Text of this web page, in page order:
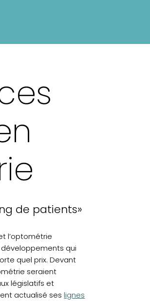
de patients»
l’optométrie
qui
quel prix. Devant
seraient
législatifs et
actualisé seslignes